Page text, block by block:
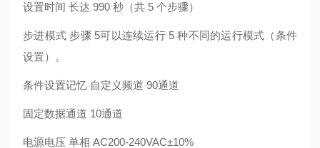
设置时间 长达 990 秒（共 5 个步骤）
步进模式 步骤 5可以连续运行 5 种不同的运行模式（条件
设置）。
条件设置记忆 自定义频道 90通道
固定数据通道 10通道
电源电压 单相 AC200-240VAC±10%